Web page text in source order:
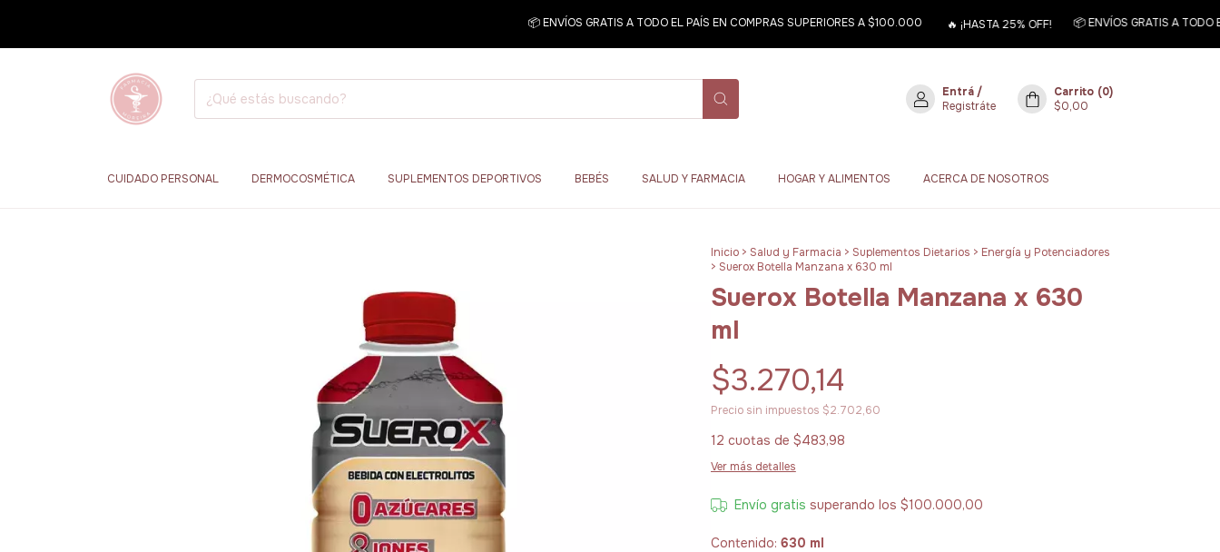
📦 ENVÍOS GRATIS A TODO EL PAÍS EN COMPRAS SUPERIORES A $100.000 🔥 ¡HASTA 25% OFF! 📦 ENVÍOS GRATIS A TODO
Entrá /
Registráte
Carrito (0)
$0,00
CUIDADO PERSONAL DERMOCOSMÉTICA SUPLEMENTOS DEPORTIVOS BEBÉS SALUD Y FARMACIA HOGAR Y ALIMENTOS ACERCA DE NOSOTROS
Inicio > Salud y Farmacia > Suplementos Dietarios > Energía y Potenciadores
> Suerox Botella Manzana x 630 ml
Suerox Botella Manzana x 630
ml
$3.270,14
Precio sin impuestos $2.702,60
12 cuotas de $483,98
Ver más detalles
Envío gratis superando los$100.000,00
Contenido: 630 ml